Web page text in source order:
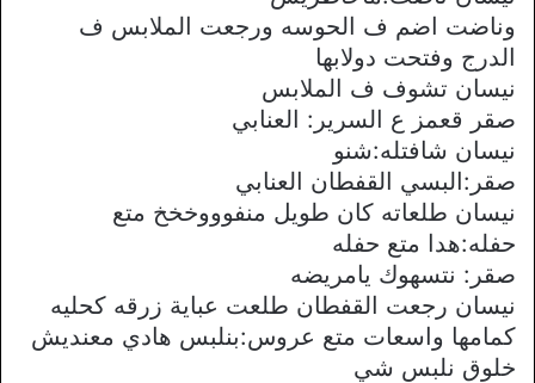
وناضت اضم ف الحوسه ورجعت الملابس ف
الدرج وفتحت دولابها
نيسان تشوف ف الملابس
صقر قعمز ع السرير: العنابي
نيسان شافتله:شنو
صقر:البسي القفطان العنابي
نيسان طلعاته كان طويل منفوووخخخ متع
حفله:هدا متع حفله
صقر: نتسهوك يامريضه
نيسان رجعت القفطان طلعت عباية زرقه كحليه
كمامها واسعات متع عروس:بنلبس هادي معنديش
خلوق نلبس شي